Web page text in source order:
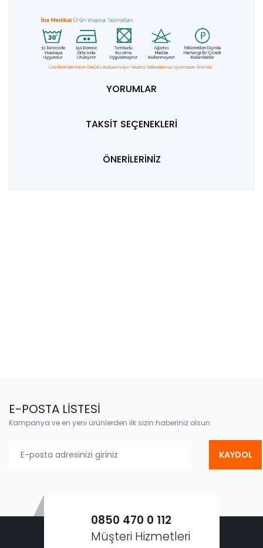
YORUMLAR
TAKSİT SEÇENEKLERİ
ÖNERİLERİNİZ
E-POSTA LİSTESİ
Kampanya ve en yeni ürünlerden ilk sizin haberiniz olsun
KAYDOL
0850 470 0 112
Müşteri Hizmetleri